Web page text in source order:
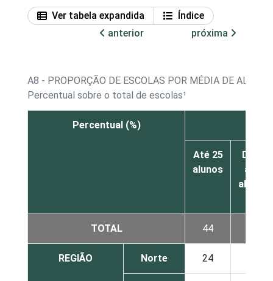
Ver tabela expandida
Índice
anterior
próxima
A8 - PROPORÇÃO DE ESCOLAS POR MÉDIA DE
Percentual sobre o total de escolas¹
Percentual (%)
Até 25
alunos
De 26
a 30
alunos
TOTAL 44
REGIÃO Norte 24